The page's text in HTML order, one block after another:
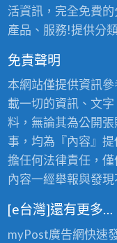
活資訊，完全免費
產品、服務!提供分
免責聲明
本網站僅提供資訊
載一切的資訊、文
料，無論其為公開
事，均為『內容』
擔任何法律責任，
內容一經舉報與發
[e台灣]還有更多…
myPost廣告網快速